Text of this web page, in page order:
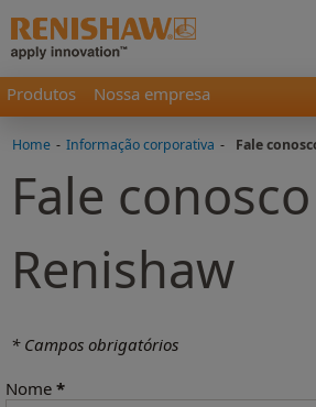
Produtos Nossa empresa
Home - Informação corporativa - Fale
Fale
Renishaw
* Campos obrigatórios
Nome *